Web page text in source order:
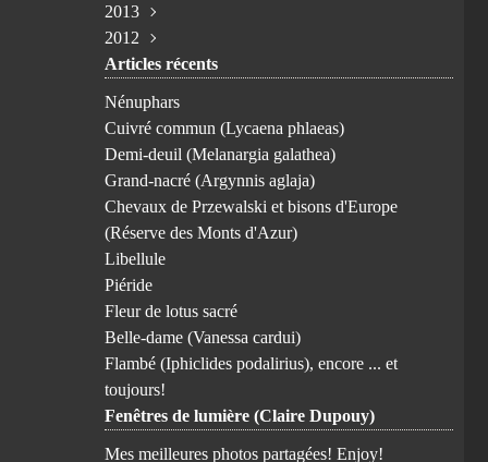
Avril
Mars
Janvier(1)
Février
Janvier
Juillet
Juin(4)
Avril (2)
Février
Juillet
Juin(1)
Mai(1)
Février
Juin(1)
Février
Janvier(1)
Octobre
Août
Juillet(2)
Avril
(3)
Novembre
Août
Mai(2)
Février
2013
Novembre
Octobre(3)
Août
2012
Avril (3)
Articles récents
Nénuphars
Cuivré commun (Lycaena phlaeas)
Demi-deuil (Melanargia galathea)
Grand-nacré (Argynnis aglaja)
Chevaux de Przewalski et bisons d'Europe
(Réserve des Monts d'Azur)
Libellule
Piéride
Fleur de lotus sacré
Belle-dame (Vanessa cardui)
Flambé (Iphiclides podalirius), encore ... et
toujours!
Fenêtres de lumière (Claire Dupouy)
Mes meilleures photos partagées! Enjoy!